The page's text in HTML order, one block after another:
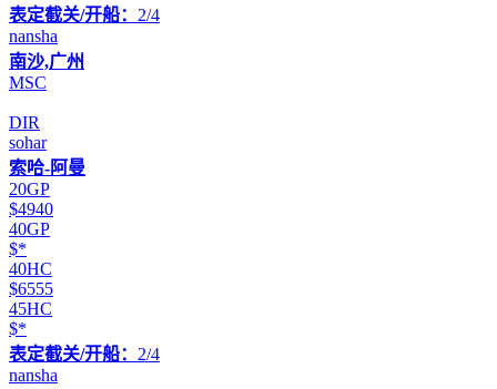
表定截关/开船： 2/4
nansha
南沙,广州
MSC
DIR
sohar
索哈-阿曼
20GP
$4940
40GP
$*
40HC
$6555
45HC
$*
表定截关/开船： 2/4
nansha